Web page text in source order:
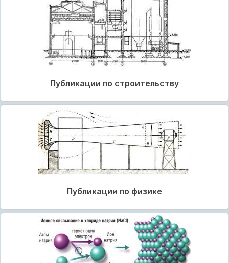
Публикации по строительству
Публикации по физике